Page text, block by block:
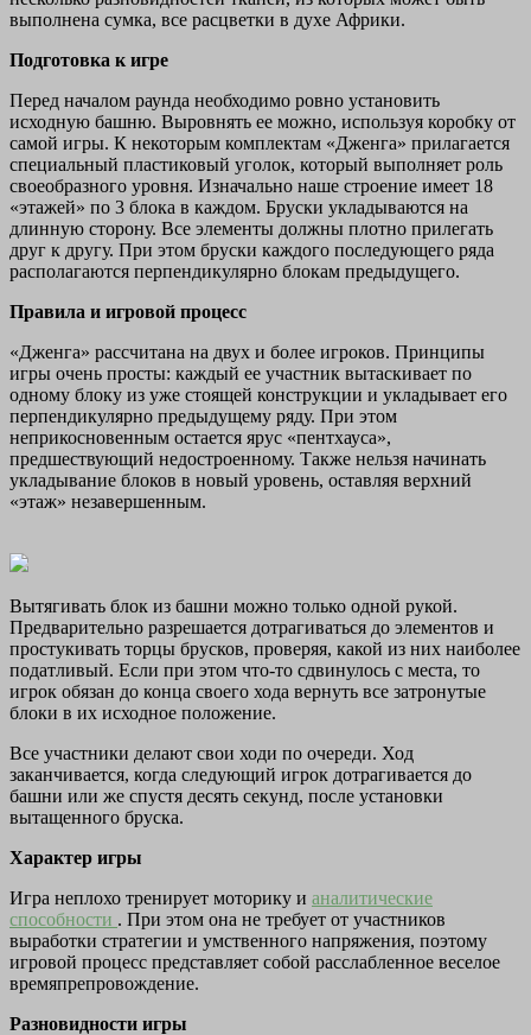
выполнена сумка, все расцветки в духе Африки.
Подготовка к игре
Перед началом раунда необходимо ровно установить
исходную башню. Выровнять ее можно, используя коробку от
самой игры. К некоторым комплектам «Дженга» прилагается
специальный пластиковый уголок, который выполняет роль
своеобразного уровня. Изначально наше строение имеет 18
«этажей» по 3 блока в каждом. Бруски укладываются на
длинную сторону. Все элементы должны плотно прилегать
друг к другу. При этом бруски каждого последующего ряда
располагаются перпендикулярно блокам предыдущего.
Правила и игровой процесс
«Дженга» рассчитана на двух и более игроков. Принципы
игры очень просты: каждый ее участник вытаскивает по
одному блоку из уже стоящей конструкции и укладывает его
перпендикулярно предыдущему ряду. При этом
неприкосновенным остается ярус «пентхауса»,
предшествующий недостроенному. Также нельзя начинать
укладывание блоков в новый уровень, оставляя верхний
«этаж» незавершенным.
Вытягивать блок из башни можно только одной рукой.
Предварительно разрешается дотрагиваться до элементов и
простукивать торцы брусков, проверяя, какой из них наиболее
податливый. Если при этом что-то сдвинулось с места, то
игрок обязан до конца своего хода вернуть все затронутые
блоки в их исходное положение.
Все участники делают свои ходи по очереди. Ход
заканчивается, когда следующий игрок дотрагивается до
башни или же спустя десять секунд, после установки
вытащенного бруска.
Характер игры
Игра неплохо тренирует моторику и аналитические
способности . При этом она не требует от участников
выработки стратегии и умственного напряжения, поэтому
игровой процесс представляет собой расслабленное веселое
времяпрепровождение.
Разновидности игры